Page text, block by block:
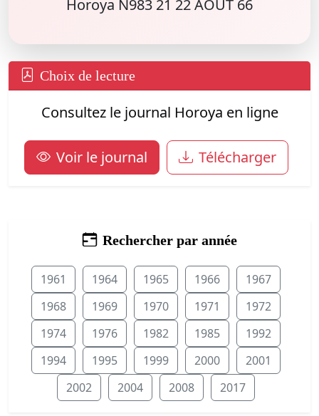
Horoya N983 21 22 AOUT 66
Choix de lecture
Consultez le journal Horoya en ligne
Voir le journal Télécharger
Rechercher par année
1961 1964 1965 1966
1967
1968
1969 1970 1971
1972
1974
1976 1982 1985
1992
1994
1995 1999 2000
2001
2002
2004 2008 2017